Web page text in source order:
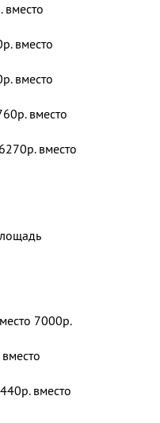
вместо
вместо
вместо
вместо
вместо
7000р.
вместо